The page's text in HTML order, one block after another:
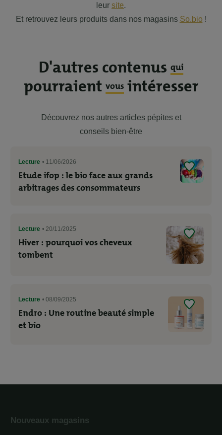
leur site.
Et retrouvez leurs produits dans nos magasins So.bio !
D'autres contenus qui
pourraient vousintéresser
Découvrez nos autres articles pépites et
conseils bien-être
Lecture • 11/06/2026
Etude ifop : le bio face aux grands
arbitrages des consommateurs
Lecture • 20/11/2025
Hiver : pourquoi vos cheveux
tombent
Lecture • 08/09/2025
Endro : Une routine beauté simple
et bio
Nouveaux magasins